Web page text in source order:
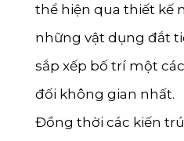
thể hiện qua thiết kế
những vật dụng đắt
sắp xếp bố trí một
đối không gian nhất.
Đồng thời các kiến